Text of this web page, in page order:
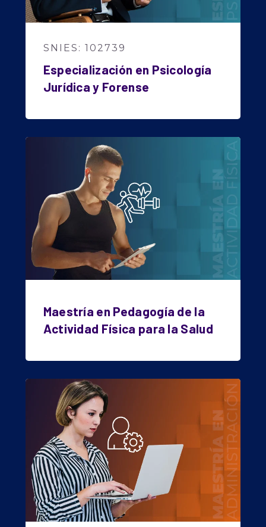
SNIES: 102739
Especialización en Psicología
Jurídica y Forense
Maestría en Pedagogía de la
Actividad Física para la Salud